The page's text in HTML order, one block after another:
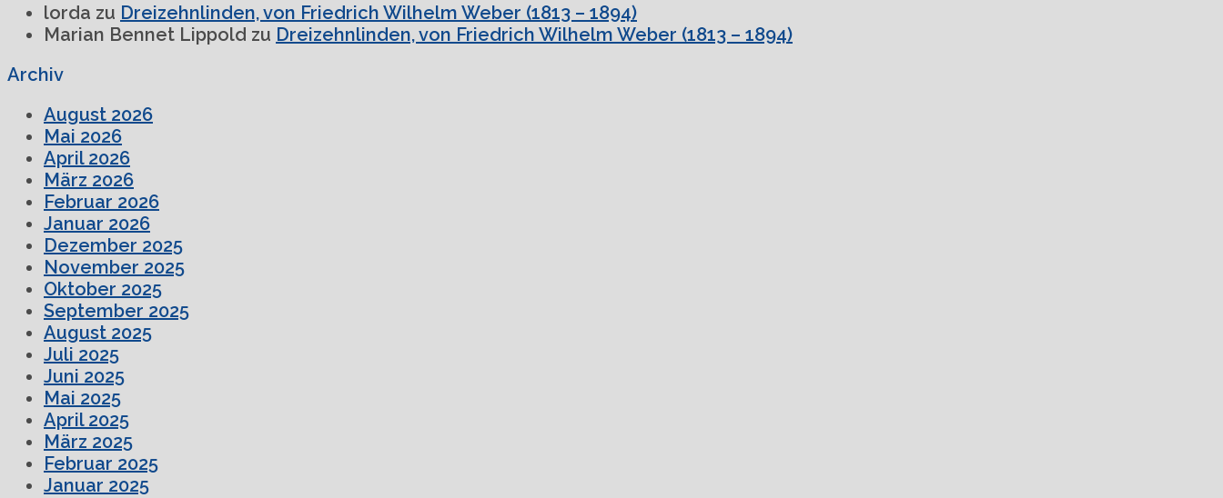
lorda zu Dreizehnlinden, von Friedrich Wilhelm Weber (1813 – 1894)
Marian Bennet Lippold zu Dreizehnlinden, von Friedrich Wilhelm Weber (1813 – 1894)
Archiv
August 2026
Mai 2026
April 2026
März 2026
Februar 2026
Januar 2026
Dezember 2025
November 2025
Oktober 2025
September 2025
August 2025
Juli 2025
Juni 2025
Mai 2025
April 2025
März 2025
Februar 2025
Januar 2025